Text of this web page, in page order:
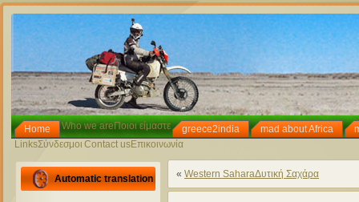
Home Who we areΠοιοι είμαστε greece2india mad about Africa
LinksΣύνδεσμοι Contact usΕπικοινωνία
Automatic translation « Western SaharaΔυτική Σαχάρα